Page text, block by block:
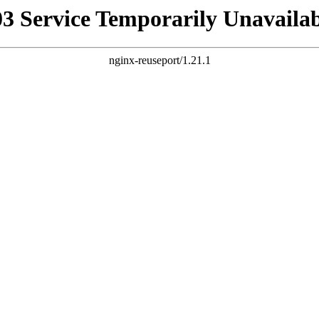
Service Temporarily
nginx-reuseport/1.21.1